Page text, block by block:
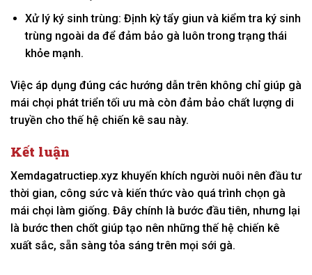
Xử lý ký sinh trùng: Định kỳ tẩy giun và kiểm tra ký sinh
trùng ngoài da để đảm bảo gà luôn trong trạng thái
khỏe mạnh.
Việc áp dụng đúng các hướng dẫn trên không chỉ giúp gà
mái chọi phát triển tối ưu mà còn đảm bảo chất lượng di
truyền cho thế hệ chiến kê sau này.
Kết luận
Xemdagatructiep.xyz khuyến khích người nuôi nên đầu tư
thời gian, công sức và kiến thức vào quá trình chọn gà
mái chọi làm giống. Đây chính là bước đầu tiên, nhưng lại
là bước then chốt giúp tạo nên những thế hệ chiến kê
xuất sắc, sẵn sàng tỏa sáng trên mọi sới gà.